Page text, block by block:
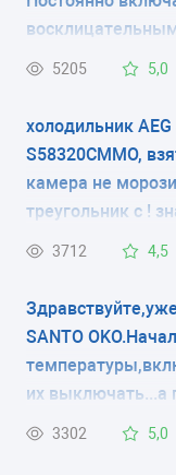
КОЛИЧЕСТВО
температура в
задней стенке?
внешнем
5205 5,0
холодильник
S58320CMMO,
камера не
треугольник с !
3712 4,5
SANTO
их выключать...а
выключает.
3302 5,0